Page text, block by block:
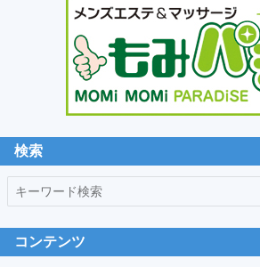
ド
バ
ー
検索
キ
ワ
ー
コンテンツ